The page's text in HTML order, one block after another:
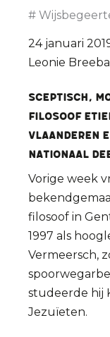
24 januari
Leonie
Sceptisch,
filosoof
Vlaanderen
nationaal
Vorige week
filosoof in
1997 als
Vermeersch,
studeerde hij
Jezuïeten.